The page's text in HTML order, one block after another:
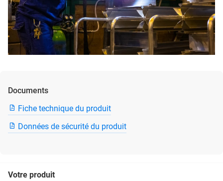
Documents
Fiche technique du produit
Données de sécurité du produit
Votre produit